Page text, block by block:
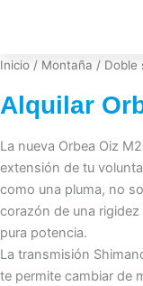
Inicio / Montaña / Doble
Alquilar
La nueva Orbea Oiz
extensión de tu
como una pluma, no
corazón de una
pura potencia.
La transmisión
te permite cambiar de